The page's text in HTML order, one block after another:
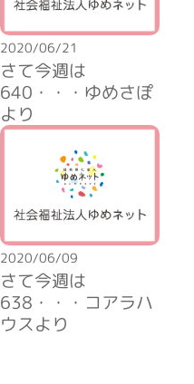
2020/06/21
さて今週は
640・・・ゆめさぽ
より
2020/06/09
さて今週は
638・・・コアラハ
ウスより